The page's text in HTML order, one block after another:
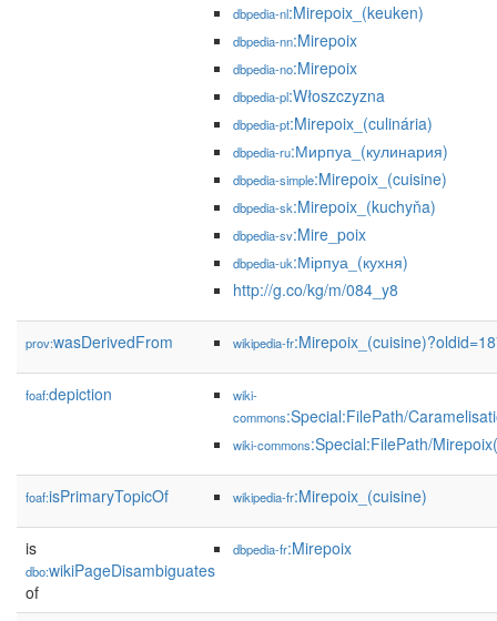
dbpedia-nl:Mirepoix_(keuken)
dbpedia-nn:Mirepoix
dbpedia-no:Mirepoix
dbpedia-pl:Włoszczyzna
dbpedia-pt:Mirepoix_(culinária)
dbpedia-ru:Мирпуа_(кулинария)
dbpedia-simple:Mirepoix_(cuisine)
dbpedia-sk:Mirepoix_(kuchyňa)
dbpedia-sv:Mire_poix
dbpedia-uk:Мірпуа_(кухня)
http://g.co/kg/m/084_y8
prov:wasDerivedFrom wikipedia-fr
foaf:depiction
wiki-
commons:Special:FilePath/
wiki-commons:Special:FilePath/
foaf:isPrimaryTopicOf wikipedia-fr:Mirepoix_(cuisine)
is
dbo:wikiPageDisambiguates
of
dbpedia-fr:Mirepoix